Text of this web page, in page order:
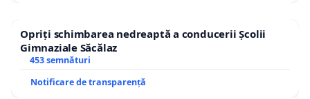
Opriți schimbarea nedreaptă a conducerii Școlii
Gimnaziale Săcălaz
453 semnături
Notificare de transparență